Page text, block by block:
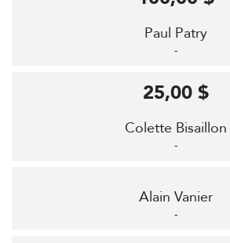
Paul Patry
-
Colette Bisaillon
-
25,00 $
Alain Vanier
-